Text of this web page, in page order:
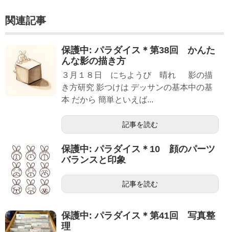
関連記事
保護中: パラダイス＊第38回 かんた
んな影の描き方
３月１８日 にちようび 晴れ 影の描
き方研究 影つけは デッサンの基本中の基
本 だから 簡単といえば...
記事を読む
保護中: パラダイス＊10 顔のパーツ
バランスと印象
記事を読む
保護中: パラダイス＊第41回 写真整
理